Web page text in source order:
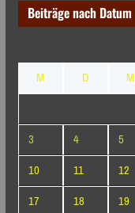
Beiträge nach Datum
M
D M
3
4 5
10
11 12
17
18 19